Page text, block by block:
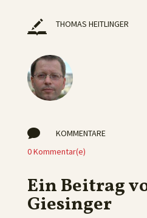
THOMAS HEITLINGER

KOMMENTARE
0 Kommentar(e)
Ein Beitrag
Giesinger